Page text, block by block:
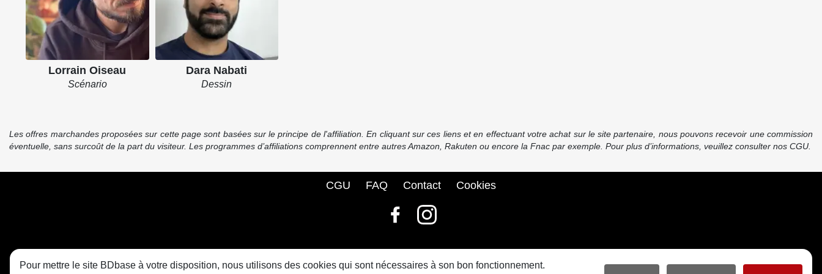
Lorrain Oiseau
Scénario
Dara Nabati
Dessin
Les offres marchandes proposées sur cette page sont basées sur le principe de l'affiliation. En cliquant sur ces liens et en effectuant votre achat sur le site partenaire, nous pouvons recevoir une commission
éventuelle, sans surcoût de la part du visiteur. Les programmes d’affiliations comprennent entre autres Amazon, Rakuten ou encore la Fnac par exemple. Pour plus d’informations, veuillez consulter nos CGU.
CGU FAQ Contact Cookies
© bdbase.fr 2026
Pour mettre le site BDbase à votre disposition, nous utilisons des cookies qui sont nécessaires à son bon fonctionnement.